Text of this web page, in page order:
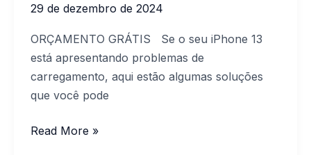
29 de dezembro de 2024
ORÇAMENTO GRÁTIS Se o seu iPhone 13
está apresentando problemas de
carregamento, aqui estão algumas soluções
que você pode
carrega
?
Saiba
Resolver!
Read More »